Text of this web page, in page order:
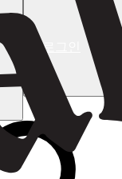
로그인